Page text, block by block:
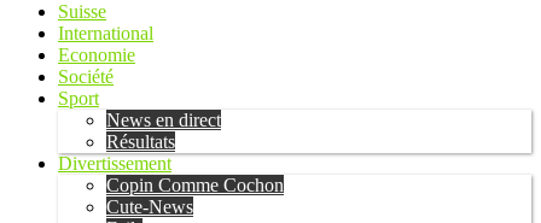
Suisse
International
Economie
Société
Sport
News en direct
Résultats
Divertissement
Copin Comme Cochon
Cute-News